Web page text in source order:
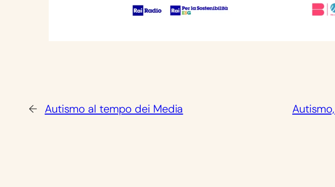
← Autismo al tempo dei Media